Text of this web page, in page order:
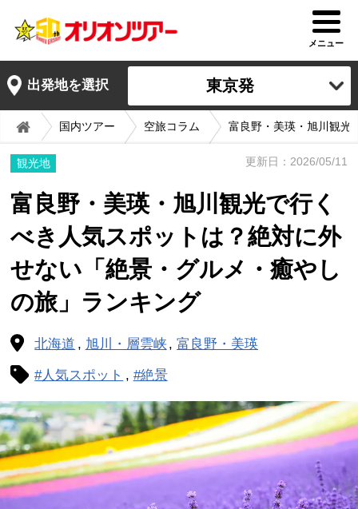
メニュー
出発地を選択 東京発
国内ツアー 空旅コラム 富良野・美瑛・旭川観光
観光地
北海道 旭川・層雲峡 富良野・美瑛
更新日：2026/05/11
富良野・美瑛・旭川観光で行く
べき人気スポットは？絶対に外
せない「絶景・グルメ・癒やし
の旅」ランキング
#人気スポット #絶景